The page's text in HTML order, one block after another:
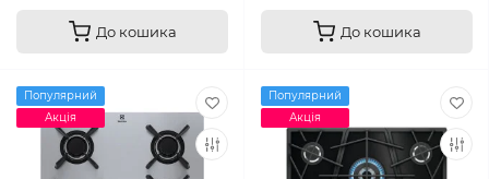
До кошика До кошика
Популярний
Акція
Популярний
Акція